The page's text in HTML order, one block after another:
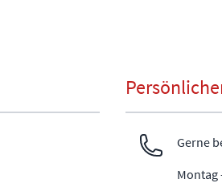
Gerne
Montag